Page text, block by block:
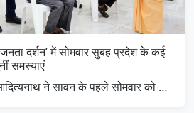
दर्शन’ में सोमवार सुबह प्रदेश के कई
समस्याएं
ने सावन के पहले सोमवार को …